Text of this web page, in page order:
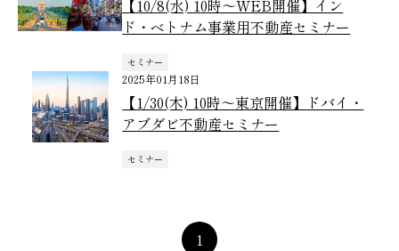
【10/8(水) 10時～WEB開催】イン
ド・ベトナム事業用不動産セミナー
セミナー
2025年01月18日
【1/30(木) 10時～東京開催】ドバイ・
アブダビ不動産セミナー
セミナー
1